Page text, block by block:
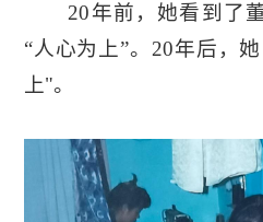
20年前，她看到了董
“人心为上”。20年后，
上"。